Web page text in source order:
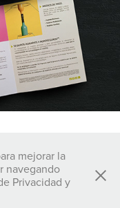
mejorar la
navegando
Privacidad y